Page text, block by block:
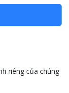
riêng của chúng